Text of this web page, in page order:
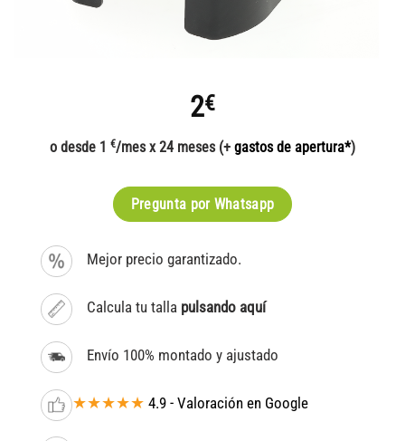
2€
o desde 1 €/mes x 24 meses (+ gastos de apertura*)
Pregunta por Whatsapp
Mejor precio garantizado.
Calcula tu talla pulsando aquí
Envío 100% montado y ajustado
★★★★★ 4.9 - Valoración en Google